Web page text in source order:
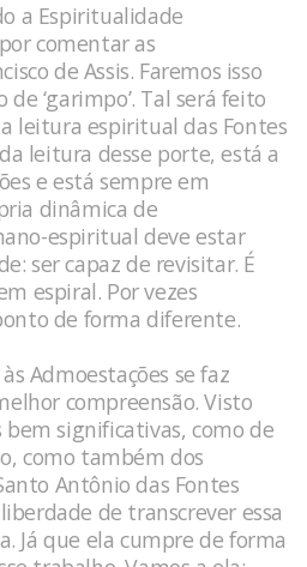
a Espiritualidade
comentar as
de Assis. Faremos isso
‘garimpo’. Tal será feito
leitura espiritual das Fontes
leitura desse porte, está a
e está sempre em
dinâmica de
espiritual deve estar
ser capaz de revisitar. É
espiral. Por vezes
de forma diferente.
Admoestações se faz
compreensão. Visto
significativas, como de
como também dos
Antônio das Fontes
de transcrever essa
Já que ela cumpre de forma